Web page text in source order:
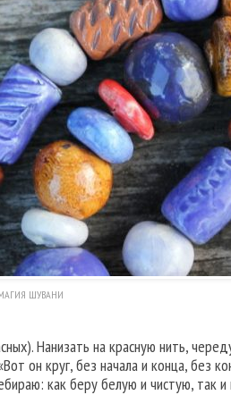
ШУВАНИ
Нанизать на красную нить,
он круг, без начала и конца, без
как беру белую и чистую, так